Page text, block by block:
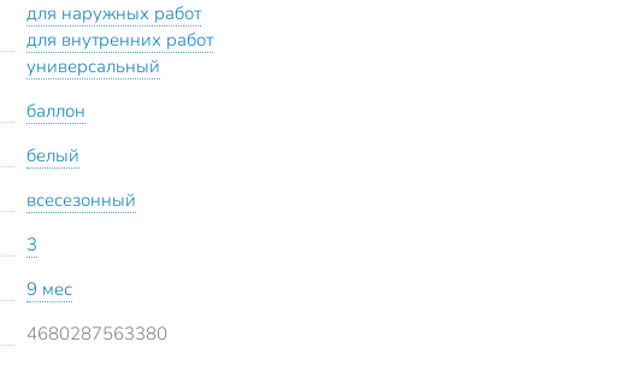
для наружных работ
для внутренних работ
универсальный
баллон
белый
всесезонный
3
9 мес
4680287563380